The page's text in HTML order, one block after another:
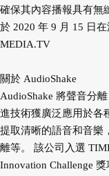
確保其內容播報具有無
於 2020 年 9 月 15 日
MEDIA.TV
關於 AudioShake
AudioShake 將聲音分
進技術獲廣泛應用於各
提取清晰的語音和音樂
離等。 該公司入選
Innovation Challenge